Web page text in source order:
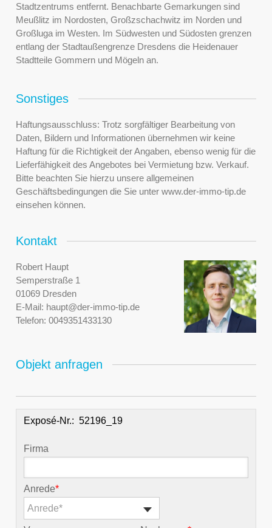
Stadtzentrums entfernt. Benachbarte Gemarkungen sind
Meußlitz im Nordosten, Großzschachwitz im Norden und
Großluga im Westen. Im Südwesten und Südosten grenzen
entlang der Stadtaußengrenze Dresdens die Heidenauer
Stadtteile Gommern und Mögeln an.
Sonstiges
Haftungsausschluss: Trotz sorgfältiger Bearbeitung von
Daten, Bildern und Informationen übernehmen wir keine
Haftung für die Richtigkeit der Angaben, ebenso wenig für die
Lieferfähigkeit des Angebotes bei Vermietung bzw. Verkauf.
Bitte beachten Sie hierzu unsere allgemeinen
Geschäftsbedingungen die Sie unter www.der-immo-tip.de
einsehen können.
Kontakt
Robert Haupt
Semperstraße 1
01069 Dresden
E-Mail: haupt@der-immo-tip.de
Telefon: 0049351433130
Objekt anfragen
Exposé-Nr.:
Firma
Anrede*
Anrede*